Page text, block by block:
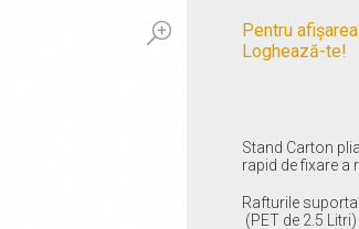
Pentru
Loghează-te!
Stand Carton
rapid de fixare a
Rafturile
(PET de 2.5 Litri)